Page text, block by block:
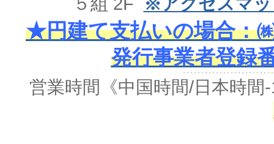
★円建て支払いの場合：
発行事業者登録
営業時間《中国時間/日本時間